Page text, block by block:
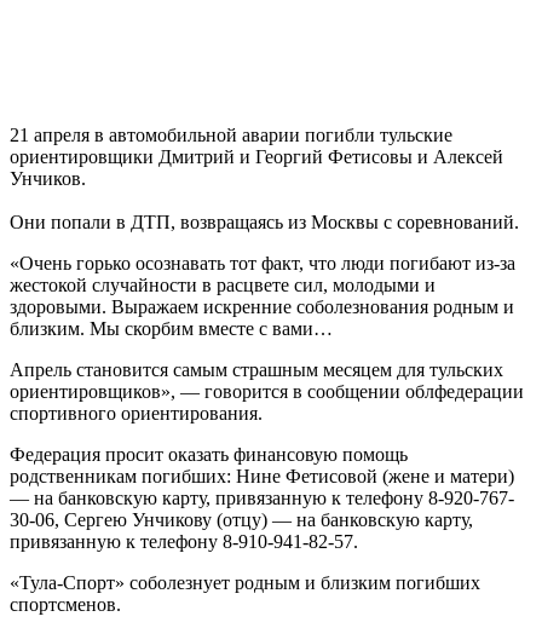
21 апреля в автомобильной аварии погибли тульские
ориентировщики Дмитрий и Георгий Фетисовы и Алексей
Унчиков.
Они попали в ДТП, возвращаясь из Москвы с соревнований.
«Очень горько осознавать тот факт, что люди погибают из-за
жестокой случайности в расцвете сил, молодыми и
здоровыми. Выражаем искренние соболезнования родным и
близким. Мы скорбим вместе с вами…
Апрель становится самым страшным месяцем для тульских
ориентировщиков», — говорится в сообщении облфедерации
спортивного ориентирования.
Федерация просит оказать финансовую помощь
родственникам погибших: Нине Фетисовой (жене и матери)
— на банковскую карту, привязанную к телефону 8-920-767-
30-06, Сергею Унчикову (отцу) — на банковскую карту,
привязанную к телефону 8-910-941-82-57.
«Тула-Спорт» соболезнует родным и близким погибших
спортсменов.